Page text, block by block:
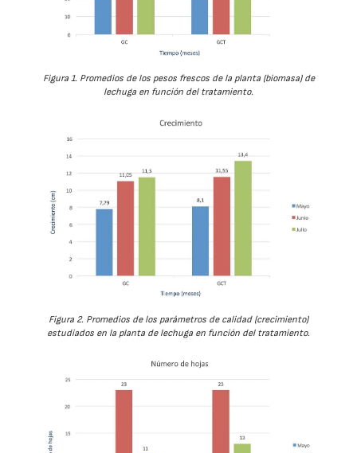
Figura 1. Promedios de los pesos frescos de la planta (biomasa) de
lechuga en función del tratamiento.
Figura 2. Promedios de los parámetros de calidad (crecimiento)
estudiados en la planta de lechuga en función del tratamiento.